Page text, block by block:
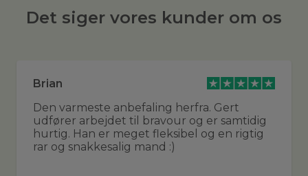
Det siger vores kunder om os
Brian
Den varmeste anbefaling herfra. Gert
udfører arbejdet til bravour og er samtidig
hurtig. Han er meget fleksibel og en rigtig
rar og snakkesalig mand :)